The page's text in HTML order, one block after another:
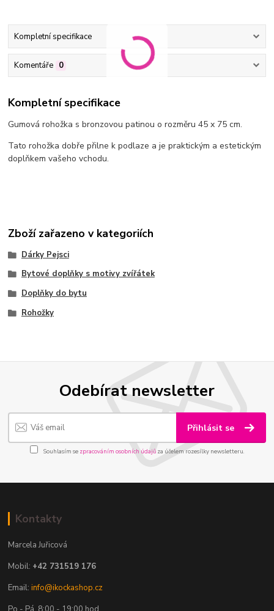
Kompletní specifikace
Komentáře 0
Kompletní specifikace
Gumová rohožka s bronzovou patinou o rozměru 45 x 75 cm.
Tato rohožka dobře přilne k podlaze a je praktickým a estetickým
doplňkem vašeho vchodu.
Zboží zařazeno v kategoriích
Dárky Pejsci
Bytové doplňky s motivy zvířátek
Doplňky do bytu
Rohožky
Odebírat newsletter
Přihlásit se
Souhlasím se zpracováním osobních údajůza účelem rozesílky newsletteru.
Kontakty
Marcela Juřicová
Mobil: +42 731519 176
Email:info@ikockashop.cz